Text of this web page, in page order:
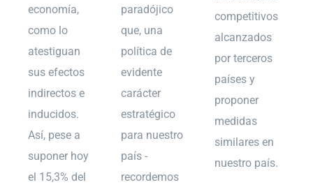
economía,
como lo
atestiguan
sus efectos
indirectos e
inducidos.
Así, pese a
suponer hoy
el 15,3% del
paradójico
que, una
política de
evidente
carácter
estratégico
para nuestro
país -
recordemos
competitivos
alcanzados
por terceros
países y
proponer
medidas
similares en
nuestro país.